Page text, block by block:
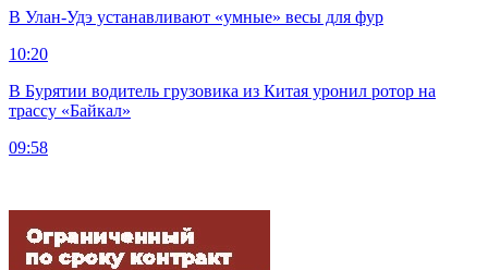
В Улан-Удэ устанавливают «умные» весы для фур
10:20
В Бурятии водитель грузовика из Китая уронил ротор на
трассу «Байкал»
09:58